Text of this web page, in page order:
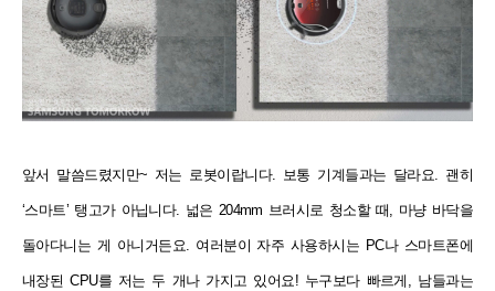
앞서 말씀드렸지만~ 저는 로봇이랍니다. 보통 기계들과는 달라요. 괜히
‘스마트’ 탱고가 아닙니다. 넓은 204mm 브러시로 청소할 때, 마냥 바닥을
돌아다니는 게 아니거든요. 여러분이 자주 사용하시는 PC나 스마트폰에
내장된 CPU를 저는 두 개나 가지고 있어요! 누구보다 빠르게, 남들과는